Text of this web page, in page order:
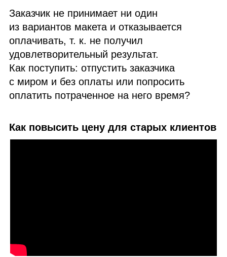
Заказчик не принимает ни один
из вариантов макета и отказывается
оплачивать, т. к. не получил
удовлетворительный результат.
Как поступить: отпустить заказчика
с миром и без оплаты или попросить
оплатить потраченное на него время?
Как повысить цену для старых клиентов